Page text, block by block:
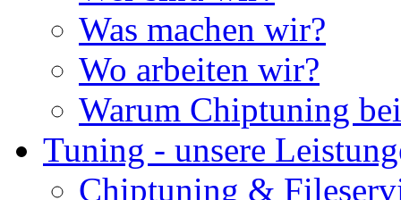
Was machen wir?
Wo arbeiten wir?
Warum Chiptuning
Tuning - unsere
Chiptuning &